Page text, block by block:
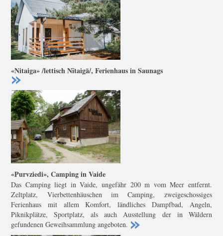
«Nitaiga» /lettisch Nītaigā/, Ferienhaus in Saunags
«Purvziedi», Camping in Vaide
Das Camping liegt in Vaide, ungefähr 200 m vom Meer entfernt.
Zeltplatz, Vierbettenhäuschen im Camping, zweigeschossiges
Ferienhaus mit allem Komfort, ländliches Dampfbad, Angeln,
Piknikplätze, Sportplatz, als auch Ausstellung der in Wäldern
gefundenen Geweihsammlung angeboten.